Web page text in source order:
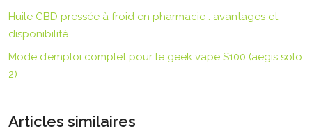
Huile CBD pressée à froid en pharmacie : avantages et
disponibilité
Mode d’emploi complet pour le geek vape S100 (aegis solo
2)
Articles similaires